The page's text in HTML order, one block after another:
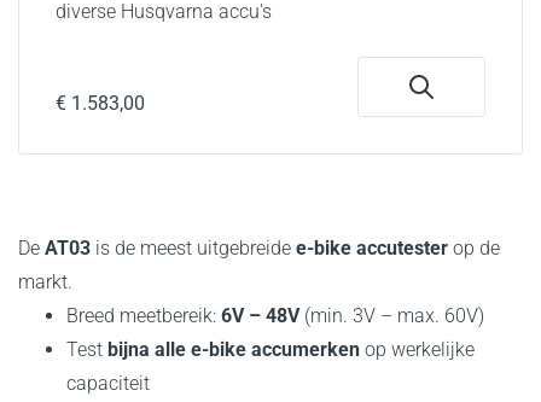
diverse Husqvarna accu's
€ 1.583,00
De AT03 is de meest uitgebreide e-bike accutester op de
markt.
Breed meetbereik: 6V – 48V(min. 3V – max. 60V)
Test bijna alle e-bike accumerken op werkelijke
capaciteit